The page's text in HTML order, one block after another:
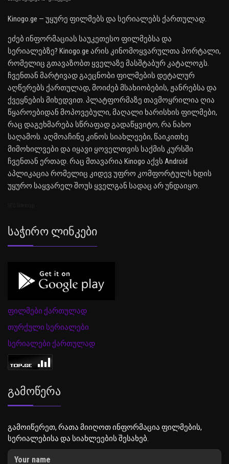
Kinogo.ge — უყურე ფილმებს და სერიალებს ქართულად.
ეძებ ინფორმაციას საუკეთესო ფილმებსა და
სერიალებზე? Kinogo.ge არის კინომოყვარულთა პორტალი,
რომელიც გთავაზობთ ყველაზე მასშტაბურ კატალოგს.
ჩვენთან მარტივად გაეცნობი ფილმების დეტალურ
აღწერებს ქართულად, მოიძებ მსახიობების, ჟანრებსა და
ქვეყნების მიხედვით. პლატფორმაზე თავმოყრილია ღია
წყაროებიდან მოპოვებული, მაღალი ხარისხის ფილმები,
რაც დაგეხმარება სწრაფად გადაწყვიტო, რა ნახო
საღამოს. აღმოაჩინე კინოს სიახლეები, წაიკითხე
მიმოხილვები და იყავი ყოველთვის საქმის კურსში
ჩვენთან ერთად. რაც მთავარია Kinogo აქვს Android
აპლიკაცია რომელიც კიდევ უფრო კომფორტულს ხდის
უყურო საყვარელ შოუს ყველგან სადაც არ უნდაიყო.
Საჭირო Ლინკები
ფილმები ქართულად
თურქული სერიალები
სერიალები ქართულად
Გამოწერა
გამოიწერეთ, რათა მიიღოთ ინფორმაცია ფილმების,
სერიალებისა და სიახლეების შესახებ.